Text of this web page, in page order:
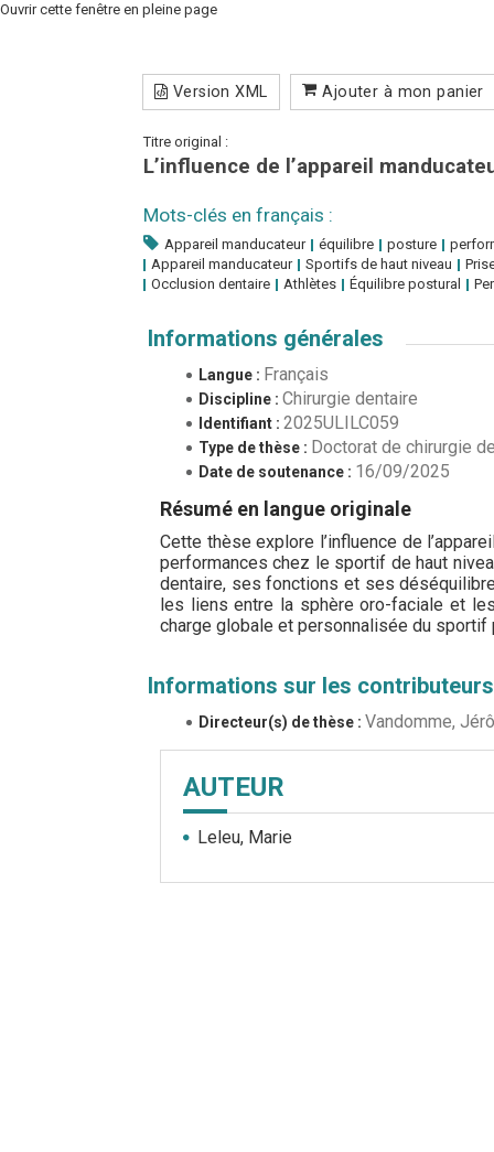
Ouvrir cette fenêtre en pleine page
Version XML Ajouter à mon panier
Titre original :
L’influence de l’appareil
Mots-clés en français :
Appareil manducateur équilibre posture
Appareil manducateur
Sportifs de haut niveau
Occlusion dentaire
Athlètes Équilibre postural
Informations générales
Langue : Français
Discipline : Chirurgie dentaire
Identifiant : 2025ULILC059
Type de thèse : Doctorat de chirurgie
Date de soutenance : 16/09/2025
Résumé en langue originale
Cette thèse explore l’influence de
performances chez le sportif de haut
dentaire, ses fonctions et ses
les liens entre la sphère oro-faciale et
charge globale et personnalisée du sportif
Informations sur les contributeurs
Directeur(s) de thèse : Vandomme,
AUTEUR
Leleu, Marie